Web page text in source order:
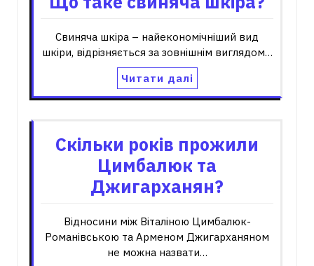
Свиняча шкіра – найекономічніший вид
шкіри, відрізняється за зовнішнім виглядом…
Читати далі
Скільки років прожили
Цимбалюк та
Джигарханян?
Відносини між Віталіною Цимбалюк-
Романівською та Арменом Джигарханяном
не можна назвати…